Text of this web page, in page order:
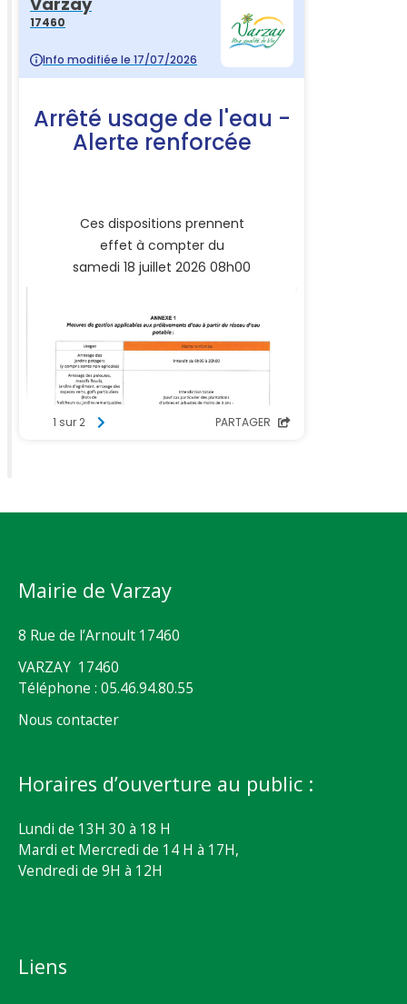
Mairie de Varzay
8 Rue de l’Arnoult 17460
VARZAY 17460
Téléphone : 05.46.94.80.55
Nous contacter
Horaires d’ouverture au public :
Lundi de 13H 30 à 18 H
Mardi et Mercredi de 14 H à 17H,
Vendredi de 9H à 12H
Liens